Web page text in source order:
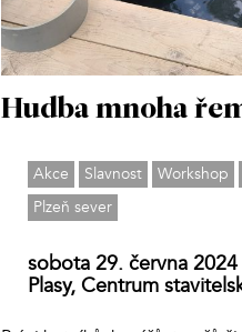
Hudba mnoha
Akce Slavnost Workshop
Plzeň sever
sobota 29. června
Plasy, Centrum